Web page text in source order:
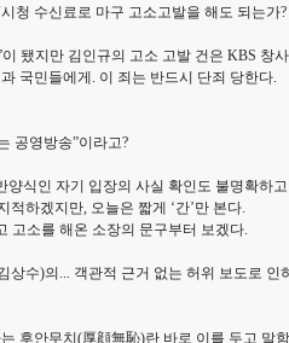
청 수신료로 마구 고소고발을 해도 되는가
됐지만 김인규의 고소 고발 건은 KBS
국민들에게. 이 죄는 반드시 단죄 당한다.
공영방송”이라고?
양식인 자기 입장의 사실 확인도 불명확하
하겠지만, 오늘은 짧게 ‘간’만 본다.
고소를 해온 소장의 문구부터 보겠다.
상수)의... 객관적 근거 없는 허위 보도로
후안무치(厚顔無恥)란 바로 이를 두고 말